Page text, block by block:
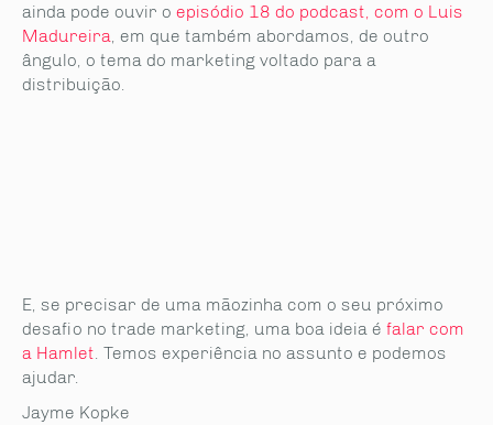
ainda pode ouvir o episódio 18 do podcast, com o Luis
Madureira, em que também abordamos, de outro
ângulo, o tema do marketing voltado para a
distribuição.
E, se precisar de uma mãozinha com o seu próximo
desafio no trade marketing, uma boa ideia é falar com
a Hamlet. Temos experiência no assunto e podemos
ajudar.
Jayme Kopke